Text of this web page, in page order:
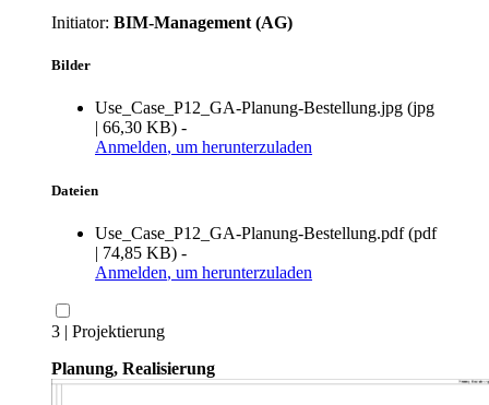
Initiator: BIM-Management (AG)
Bilder
Use_Case_P12_GA-Planung-Bestellung.jpg (jpg
| 66,30 KB) -
Anmelden, um herunterzuladen
Dateien
Use_Case_P12_GA-Planung-Bestellung.pdf (pdf
| 74,85 KB) -
Anmelden, um herunterzuladen
3 | Projektierung
Planung, Realisierung